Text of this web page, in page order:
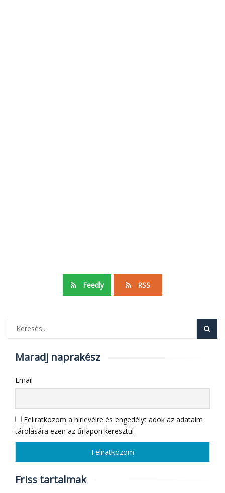
Feedly RSS
Maradj naprakész
Email
Feliratkozom a hírlevélre és engedélyt adok az adataim
tárolására ezen az űrlapon keresztül
Friss tartalmak